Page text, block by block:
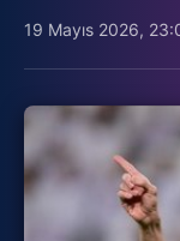
19 Mayıs 2026,